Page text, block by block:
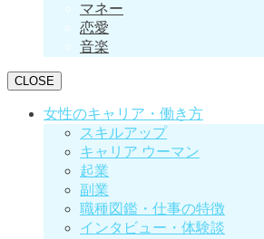
マネー
恋愛
音楽
CLOSE
女性のキャリア・働き方
スキルアップ
キャリア ウーマン
起業
副業
職種図鑑・仕事の特徴
インタビュー・体験談